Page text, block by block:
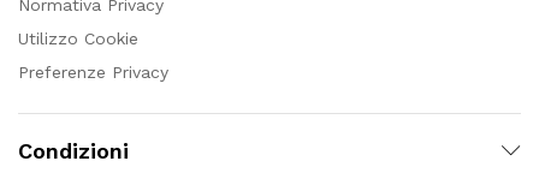
Normativa Privacy
Utilizzo Cookie
Preferenze Privacy
Condizioni